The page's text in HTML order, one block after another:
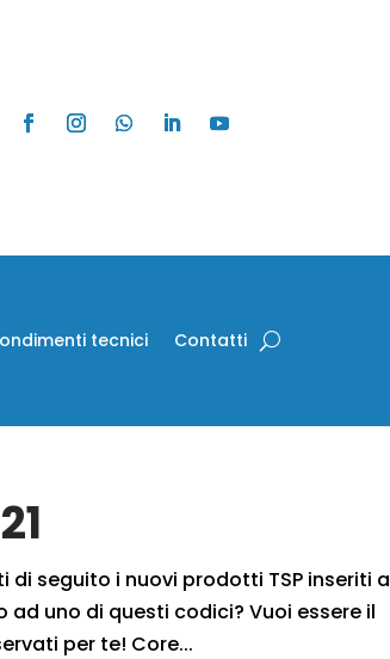
tecnici Contatti
di seguito i nuovi prodotti TSP inseriti a
uno di questi codici? Vuoi essere il
per te! Core...